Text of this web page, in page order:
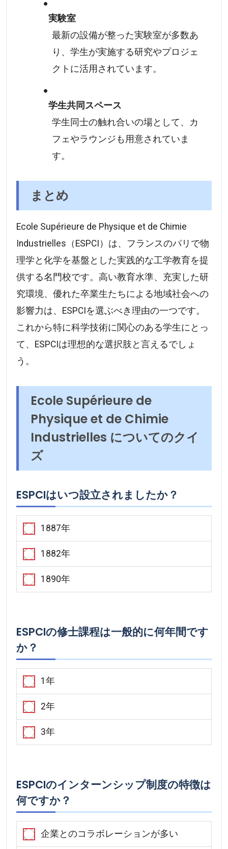
実験室
最新の設備が整った実験室が多数あ
り、学生が実施する研究やプロジェ
クトに活用されています。
学生共同スペース
学生同士の触れ合いの場として、カ
フェやラウンジも用意されていま
す。
まとめ
Ecole Supérieure de Physique et de Chimie
Industrielles（ESPCI）は、フランスのパリで物
理学と化学を基盤とした実践的な工学教育を提
供する名門校です。高い教育水準、充実した研
究環境、優れた卒業生たちによる地域社会への
影響力は、ESPCIを選ぶべき理由の一つです。
これから特に科学技術に関心のある学生にとっ
て、ESPCIは理想的な選択肢と言えるでしょ
う。
Ecole Supérieure de
Physique et de Chimie
Industrielles についてのクイ
ズ
ESPCIはいつ設立されましたか？
1887年
1882年
1890年
ESPCIの修士課程は一般的に何年間です
か？
1年
2年
3年
ESPCIのインターンシップ制度の特徴は
何ですか？
企業とのコラボレーションが多い